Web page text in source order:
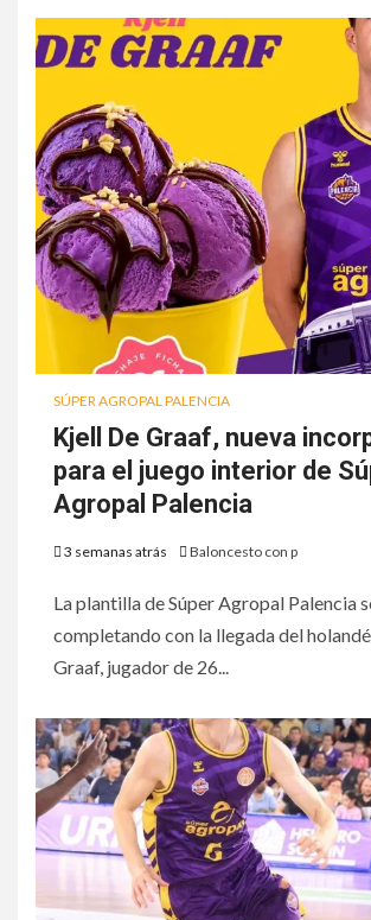
SÚPER AGROPAL PALENCIA
Kjell De Graaf, nueva
para el juego interior de
Agropal Palencia
3 semanas atrás Baloncesto con p
La plantilla de Súper Agropal Palencia
completando con la llegada del
Graaf, jugador de 26...